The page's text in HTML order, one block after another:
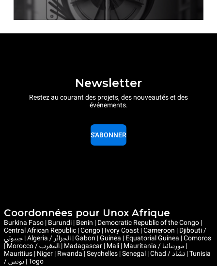
Newsletter
Restez au courant des projets, des nouveautés et des
événements.
S'ABONNER
Coordonnées pour Unox Afrique
Burkina Faso | Burundi | Benin | Democratic Republic of the Congo |
Central African Republic | Congo | Ivory Coast | Cameroon | Djibouti /
جيبوتي | Algeria / الجزائر | Gabon | Guinea | Equatorial Guinea | Comoros
| Morocco / المغرب | Madagascar | Mali | Mauritania / موريتانيا |
Mauritius | Niger | Rwanda | Seychelles | Senegal | Chad / تشاد | Tunisia
/ تونس | Togo